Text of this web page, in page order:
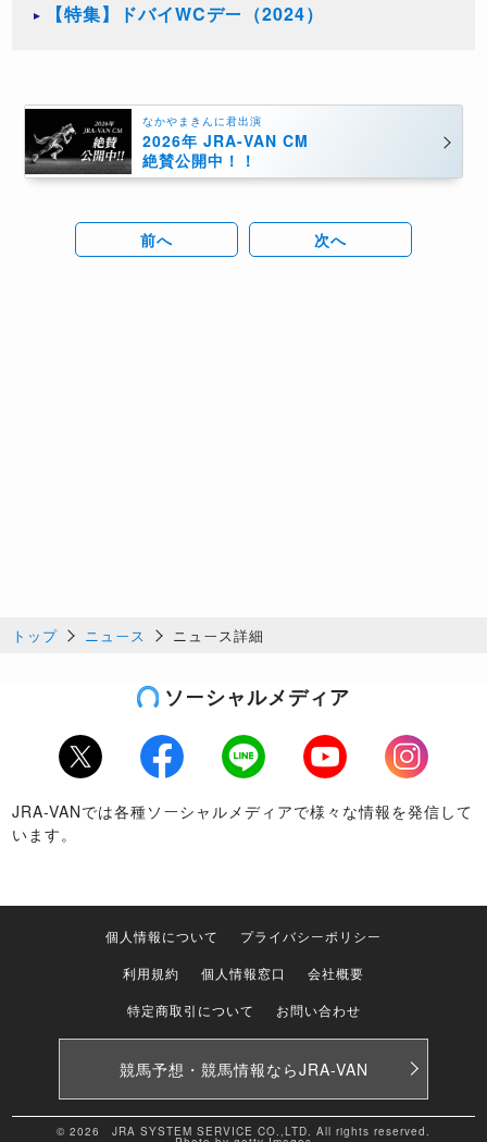
【特集】ドバイWCデー（2024）
なかやまきんに君出演
2026年 JRA-VAN CM
絶賛公開中！！
前へ 次へ
トップ ニュース ニュース詳細
ソーシャルメディア
Twitter Facebook LINE Youtube
Instagram
JRA-VANでは各種ソーシャルメディアで様々な情報を発信して
います。
個人情報について
プライバシーポリシー
利用規約
個人情報窓口
会社概要
特定商取引について
お問い合わせ
競馬予想・競馬情報ならJRA-VAN
© 2026 JRA SYSTEM SERVICE CO.,LTD. All rights reserved.